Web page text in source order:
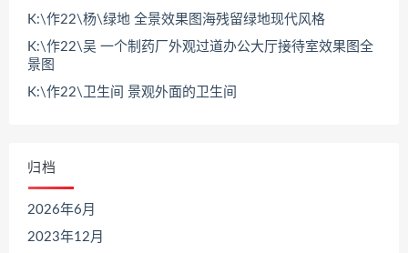
K:\作22\杨\绿地 全景效果图海残留绿地现代风格
K:\作22\吴 一个制药厂外观过道办公大厅接待室效果图全
景图
K:\作22\卫生间 景观外面的卫生间
归档
2026年6月
2023年12月